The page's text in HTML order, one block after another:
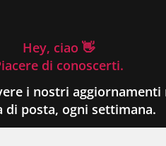
Hey, ciao 👋
di conoscerti.
i nostri aggiornamenti
di posta, ogni settimana.